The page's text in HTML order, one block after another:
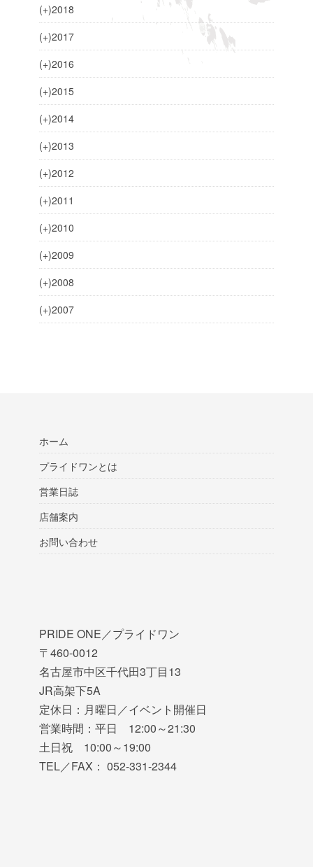
(+)2018
(+)2017
(+)2016
(+)2015
(+)2014
(+)2013
(+)2012
(+)2011
(+)2010
(+)2009
(+)2008
(+)2007
ホーム
プライドワンとは
営業日誌
店舗案内
お問い合わせ
PRIDE ONE／プライドワン
〒460-0012
名古屋市中区千代田3丁目13
JR高架下5A
定休日：月曜日／イベント開催日
営業時間：平日 12:00～21:30
土日祝 10:00～19:00
TEL／FAX： 052-331-2344